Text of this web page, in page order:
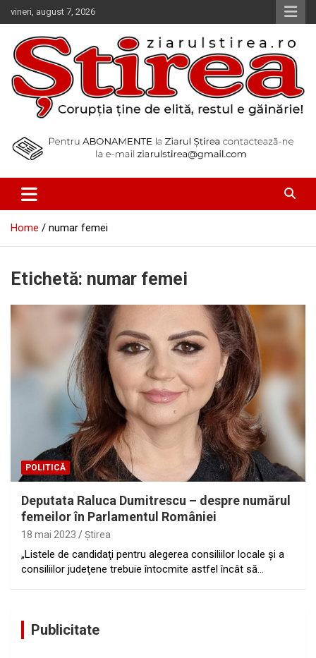
Skip
to
content
vineri, august 7, 2026
Ziarul Știrea
Home numar femei
Etichetă: numar femei
POLITICĂ
Deputata Raluca Dumitrescu – despre numărul
femeilor în Parlamentul României
18 mai 2023 Ştirea
„Listele de candidaţi pentru alegerea consiliilor locale şi a
consiliilor judeţene trebuie întocmite astfel încât să…
Publicitate